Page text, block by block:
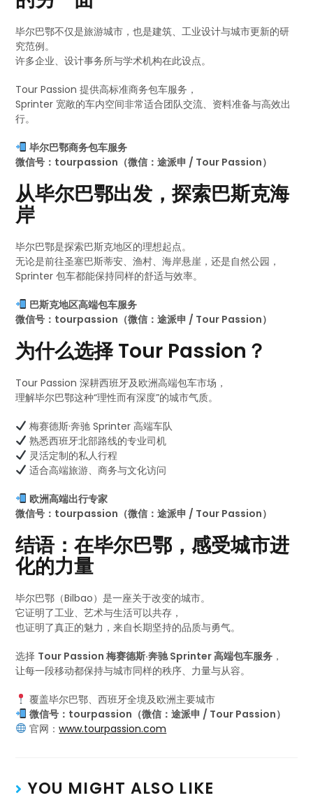
毕尔巴鄂不仅是旅游城市，也是建筑、工业设计与城市更新的研
究范例。
许多企业、设计事务所与学术机构在此设点。
Tour Passion 提供高标准商务包车服务，
Sprinter 宽敞的车内空间非常适合团队交流、资料准备与高效出
行。
毕尔巴鄂商务包车服务
微信号：tourpassion（微信：途派申 / Tour Passion）
从毕尔巴鄂出发，探索巴斯克海
岸
毕尔巴鄂是探索巴斯克地区的理想起点。
无论是前往圣塞巴斯蒂安、渔村、海岸悬崖，还是自然公园，
Sprinter 包车都能保持同样的舒适与效率。
巴斯克地区高端包车服务
微信号：tourpassion（微信：途派申 / Tour Passion）
为什么选择 Tour Passion？
Tour Passion 深耕西班牙及欧洲高端包车市场，
理解毕尔巴鄂这种“理性而有深度”的城市气质。
梅赛德斯·奔驰 Sprinter 高端车队
熟悉西班牙北部路线的专业司机
灵活定制的私人行程
适合高端旅游、商务与文化访问
欧洲高端出行专家
微信号：tourpassion（微信：途派申 / Tour Passion）
结语：在毕尔巴鄂，感受城市进
化的力量
毕尔巴鄂（Bilbao）是一座关于改变的城市。
它证明了工业、艺术与生活可以共存，
也证明了真正的魅力，来自长期坚持的品质与勇气。
选择 Tour Passion 梅赛德斯·奔驰 Sprinter 高端包车服务 ，
让每一段移动都保持与城市同样的秩序、力量与从容。
覆盖毕尔巴鄂、西班牙全境及欧洲主要城市
微信号：tourpassion（微信：途派申 / Tour Passion）
官网：www.tourpassion.com
YOU MIGHT ALSO LIKE